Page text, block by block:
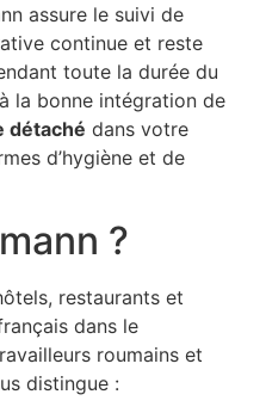
assure le suivi de
continue et reste
toute la durée du
la bonne intégration de
détaché dans votre
d’hygiène et de
?
restaurants et
dans le
roumains et
distingue :